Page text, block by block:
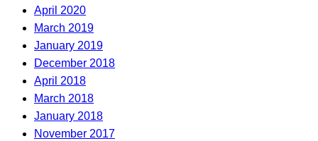
April 2020
March 2019
January 2019
December 2018
April 2018
March 2018
January 2018
November 2017